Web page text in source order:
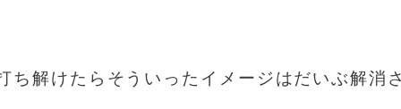
ち解けたらそういったイメージはだいぶ解消